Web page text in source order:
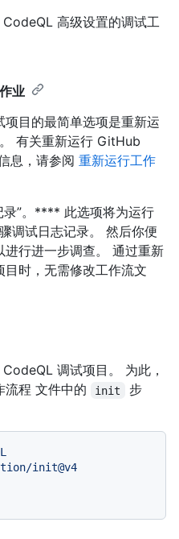
高级设置的调试工
业
目的最简单选项是重新运
有关重新运行 GitHub
息，请参阅 重新运行工作
录”。**** 此选项将为运行
调试日志记录。 然后你便
行进一步调查。 通过重新
时，无需修改工作流文
调试项目。 为此，
流程 文件中的
init
步
init@v4